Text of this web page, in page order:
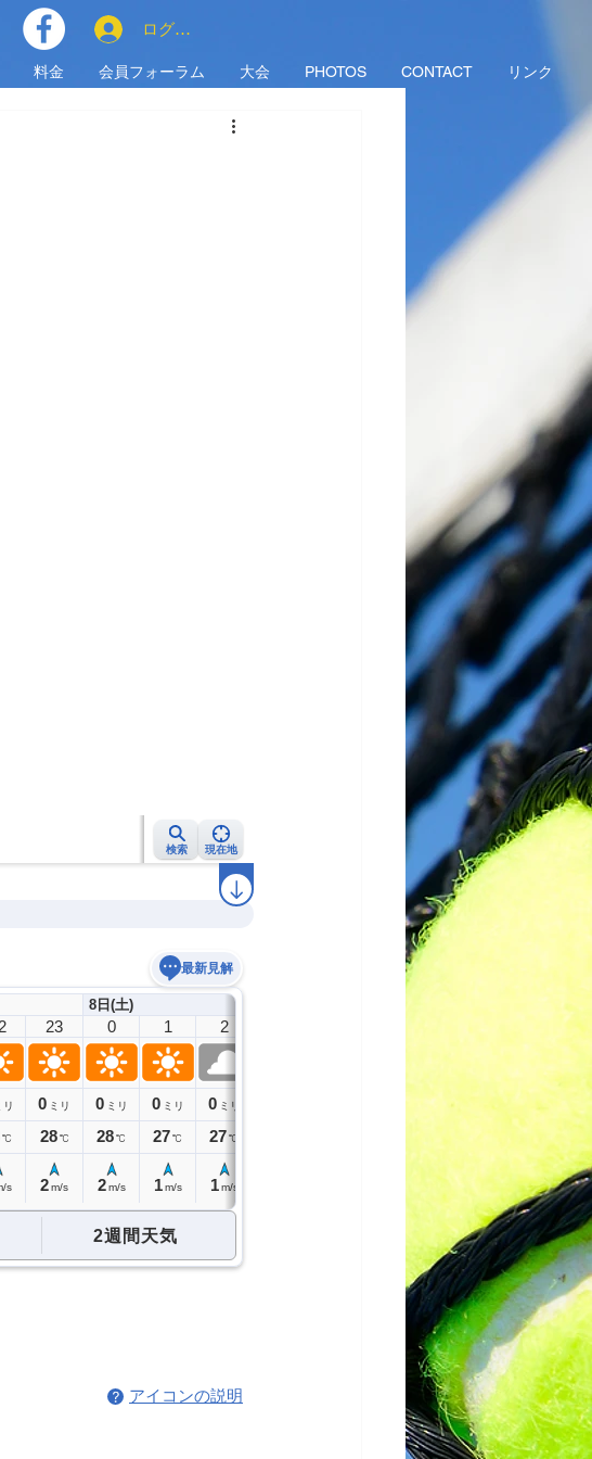
料金 会員フォーラム 大会 PHOTOS CONTACT リンク
ログイン